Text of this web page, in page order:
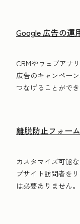
Google 広告の運
CRMやウェブアナ
広告のキャンペー
つなげることができ
離脱防止フォーム
カスタマイズ可能
ブサイト訪問者を
は必要ありません。